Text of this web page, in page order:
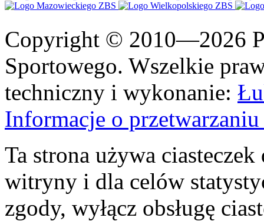
Copyright © 2010—2026
Sportowego. Wszelkie
techniczny i wykonanie:
Informacje o
Ta strona używa
witryny i dla celów
zgody, wyłącz obsługę